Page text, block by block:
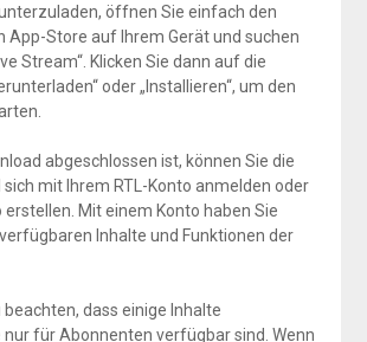
öffnen Sie einfach den
App-Store auf Ihrem Gerät und suchen
Stream“. Klicken Sie dann auf die
oder „Installieren“, um den
abgeschlossen ist, können Sie die
mit Ihrem RTL-Konto anmelden oder
erstellen. Mit einem Konto haben Sie
Inhalte und Funktionen der
beachten, dass einige Inhalte
für Abonnenten verfügbar sind. Wenn